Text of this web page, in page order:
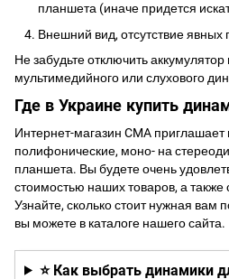
планшета (иначе придется
Внешний вид, отсутствие явных
Не забудьте отключить
мультимедийного или слухового
Где в Украине купить
Интернет-магазин CMA приглашает
полифонические, моно- на
планшета. Вы будете очень
стоимостью наших товаров, а также
Узнайте, сколько стоит нужная вам
вы можете в каталоге нашего сайта.
⭐ Как выбрать динамики